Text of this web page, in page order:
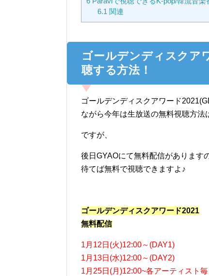
6.1 関連
ゴールデンディスクア
聴する方法！
ゴールデンディスクアワード
ながら今年は生放送の無料視聴方法
ですが、
後日GYAOにて無料配信があります
待てば無料で視聴できますよ♪
ゴールデンディスクアワード2021
無料配信
1月12日(火)12:00～(DAY1)
1月13日(水)12:00～(DAY2)
1月25日(月)12:00~各アーティスト毎